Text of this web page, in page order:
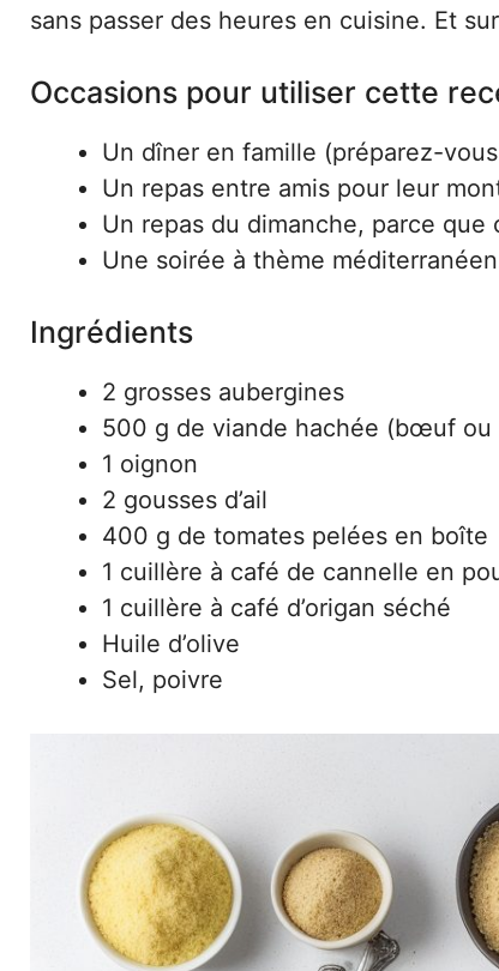
sans passer des heures en cuisine. Et
Occasions pour utiliser cette
Un dîner en famille (préparez-
Un repas entre amis pour leur
Un repas du dimanche, parce
Une soirée à thème
Ingrédients
2 grosses aubergines
500 g de viande hachée (bœuf ou
1 oignon
2 gousses d’ail
400 g de tomates pelées en boîte
1 cuillère à café de cannelle en
1 cuillère à café d’origan séché
Huile d’olive
Sel, poivre